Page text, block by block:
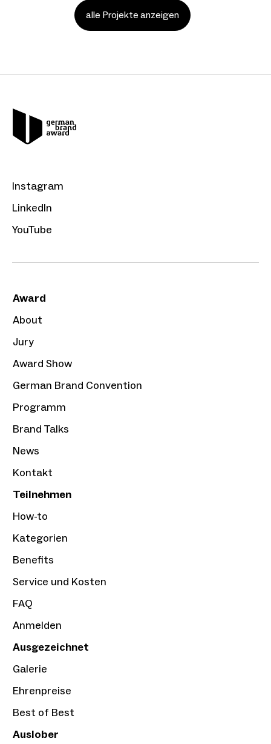
alle Projekte anzeigen
Instagram
LinkedIn
YouTube
Award
About
Jury
Award Show
German Brand Convention
Programm
Brand Talks
News
Kontakt
Teilnehmen
How-to
Kategorien
Benefits
Service und Kosten
FAQ
Anmelden
Ausgezeichnet
Galerie
Ehrenpreise
Best of Best
Auslober